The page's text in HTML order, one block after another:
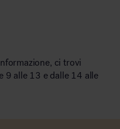
ci trovi
9 alle 13 e dalle 14 alle